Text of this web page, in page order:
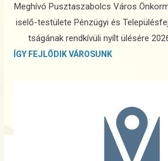
Meghívó Pusztaszabolcs Város
iselő-testülete Pénzügyi és
tságának rendkívüli nyílt ülésére
ÍGY FEJLŐDIK VÁROSUNK